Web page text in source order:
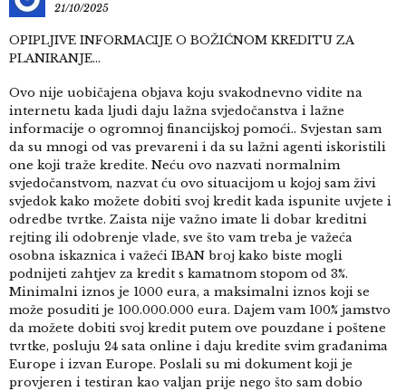
21/10/2025
OPIPLJIVE INFORMACIJE O BOŽIĆNOM KREDITU ZA
PLANIRANJE…
Ovo nije uobičajena objava koju svakodnevno vidite na
internetu kada ljudi daju lažna svjedočanstva i lažne
informacije o ogromnoj financijskoj pomoći.. Svjestan sam
da su mnogi od vas prevareni i da su lažni agenti iskoristili
one koji traže kredite. Neću ovo nazvati normalnim
svjedočanstvom, nazvat ću ovo situacijom u kojoj sam živi
svjedok kako možete dobiti svoj kredit kada ispunite uvjete i
odredbe tvrtke. Zaista nije važno imate li dobar kreditni
rejting ili odobrenje vlade, sve što vam treba je važeća
osobna iskaznica i važeći IBAN broj kako biste mogli
podnijeti zahtjev za kredit s kamatnom stopom od 3%.
Minimalni iznos je 1000 eura, a maksimalni iznos koji se
može posuditi je 100.000.000 eura. Dajem vam 100% jamstvo
da možete dobiti svoj kredit putem ove pouzdane i poštene
tvrtke, posluju 24 sata online i daju kredite svim građanima
Europe i izvan Europe. Poslali su mi dokument koji je
provjeren i testiran kao valjan prije nego što sam dobio